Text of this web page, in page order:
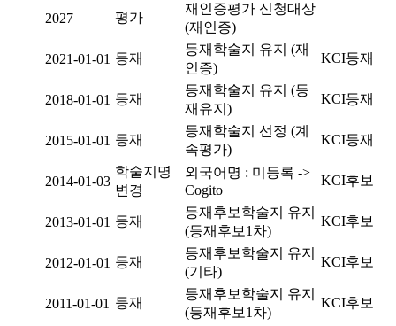
2027 평가
재인증평가 신청대상
(재인증)
2021-01-01 등재
등재학술지 유지 (재
인증)
KCI등재
2018-01-01 등재
등재학술지 유지 (등
재유지)
KCI등재
2015-01-01 등재
등재학술지 선정 (계
속평가)
KCI등재
2014-01-03
학술지명
변경
외국어명 : 미등록 ->
Cogito
KCI후보
2013-01-01 등재
등재후보학술지 유지
(등재후보1차)
KCI후보
2012-01-01 등재
등재후보학술지 유지
(기타)
KCI후보
2011-01-01 등재
등재후보학술지 유지
(등재후보1차)
KCI후보